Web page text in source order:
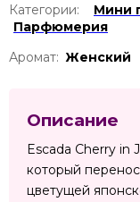
Категории:
Мини
Парфюмерия
Аромат: Женский
Описание
Escada Cherry in
который
цветущей